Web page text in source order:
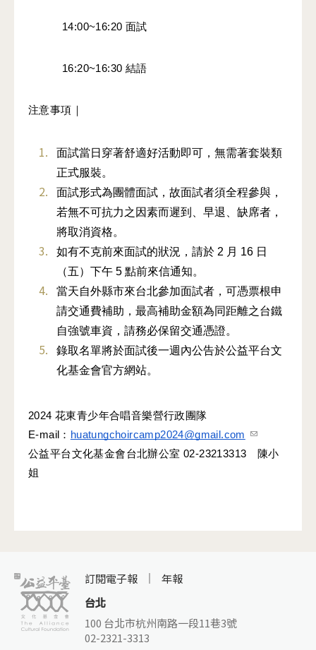
14:00~16:20 面試
16:20~16:30 結語
注意事項｜
面試當日穿著舒適好活動即可，無需著套裝類
正式服裝。
面試形式為團體面試，故面試者須全程參與，
若無不可抗力之因素而遲到、早退、缺席者，
將取消資格。
如有不克前來面試的狀況，請於 2 月 16 日
（五）下午 5 點前來信通知。
當天自外縣市來台北參加面試者，可憑票根申
請交通費補助，最高補助金額為同距離之台鐵
自強號車資，請務必保留交通憑證。
錄取名單將於面試後一週內公告於公益平台文
化基金會官方網站。
2024 花東青少年合唱音樂營行政團隊
E-mail： huatungchoircamp2024@gmail.com (link
sends
公益平台文化基金會台北辦公室 02-23213313　陳小
姐
訂閱電子報
年報
台北
100 台北市杭州南路一段11巷3號
02-2321-3313